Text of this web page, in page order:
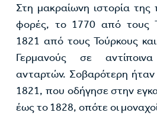
Στη μακραίωνη ιστορία της
φορές, το 1770 από τους
1821 από τους Τούρκους
Γερμανούς σε
ανταρτών. Σοβαρότερη
1821, που οδήγησε στην
έως το 1828, οπότε οι